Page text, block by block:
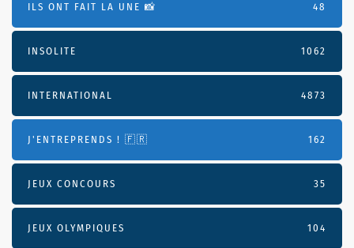
ILS ONT FAIT LA UNE 📸 48
INSOLITE 1062
INTERNATIONAL 4873
J'ENTREPRENDS ! 🇫🇷 162
JEUX CONCOURS 35
JEUX OLYMPIQUES 104